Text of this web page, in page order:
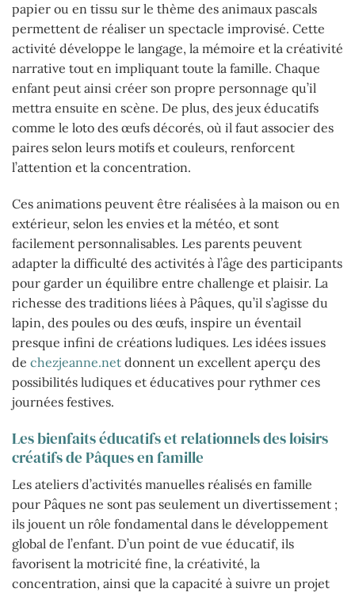
papier ou en tissu sur le thème des animaux pascals
permettent de réaliser un spectacle improvisé. Cette
activité développe le langage, la mémoire et la créativité
narrative tout en impliquant toute la famille. Chaque
enfant peut ainsi créer son propre personnage qu’il
mettra ensuite en scène. De plus, des jeux éducatifs
comme le loto des œufs décorés, où il faut associer des
paires selon leurs motifs et couleurs, renforcent
l’attention et la concentration.
Ces animations peuvent être réalisées à la maison ou en
extérieur, selon les envies et la météo, et sont
facilement personnalisables. Les parents peuvent
adapter la difficulté des activités à l’âge des participants
pour garder un équilibre entre challenge et plaisir. La
richesse des traditions liées à Pâques, qu’il s’agisse du
lapin, des poules ou des œufs, inspire un éventail
presque infini de créations ludiques. Les idées issues
de chezjeanne.net donnent un excellent aperçu des
possibilités ludiques et éducatives pour rythmer ces
journées festives.
Les bienfaits éducatifs et relationnels des loisirs
créatifs de Pâques en famille
Les ateliers d’activités manuelles réalisés en famille
pour Pâques ne sont pas seulement un divertissement ;
ils jouent un rôle fondamental dans le développement
global de l’enfant. D’un point de vue éducatif, ils
favorisent la motricité fine, la créativité, la
concentration, ainsi que la capacité à suivre un projet